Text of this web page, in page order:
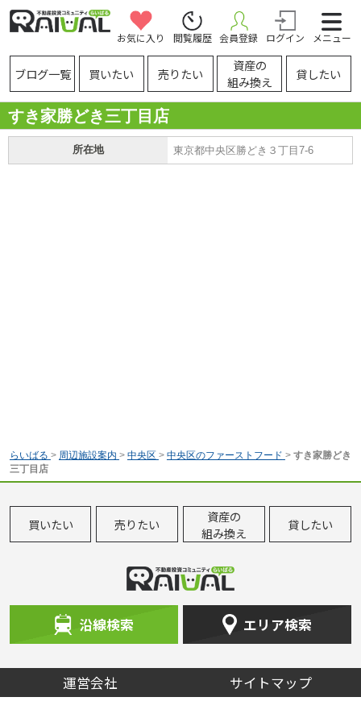
お気に入り 閲覧履歴 会員登録 ログイン メニュー
ブログ一覧 買いたい 売りたい
資産の
組み換え
貸したい
すき家勝どき三丁目店
所在地 東京都中央区勝どき３丁目7-6
らいばる > 周辺施設案内 > 中央区 > 中央区のファーストフード > すき家勝どき
三丁目店
買いたい 売りたい
資産の
組み換え
貸したい
沿線検索 エリア検索
運営会社 サイトマップ